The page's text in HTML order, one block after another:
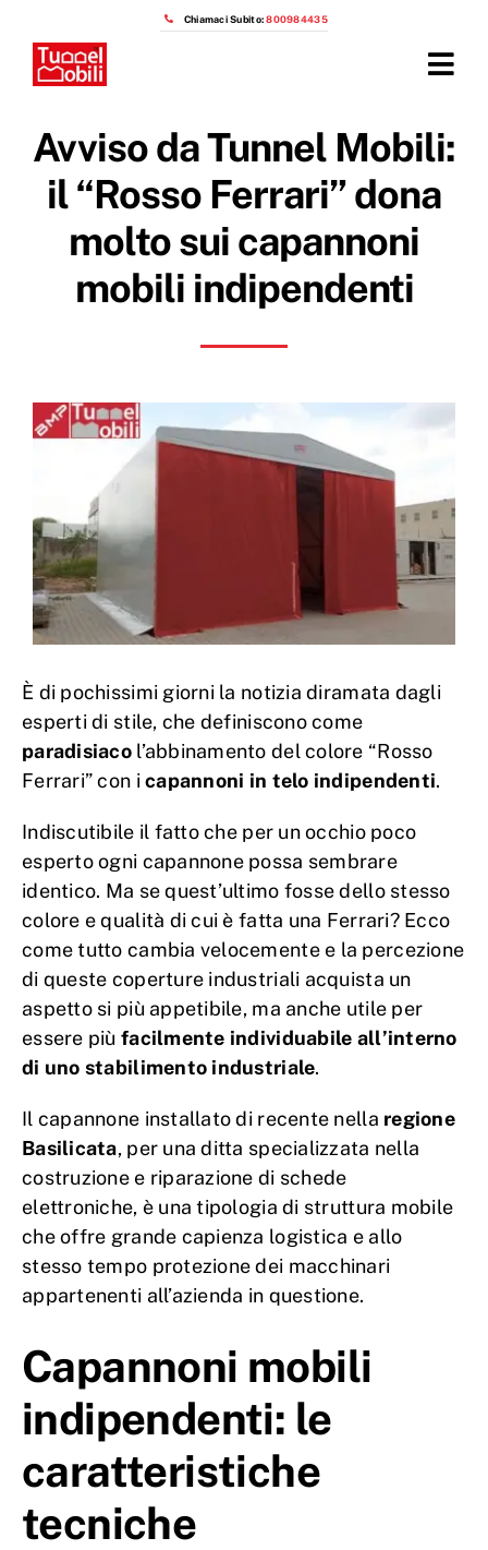
contenuto
Chiamaci Subito:800984435
Prodotti
Azienda
Installazioni
OTTIENI IL PREVENTIVO
Avviso da Tunnel Mobili:
il “Rosso Ferrari” dona
molto sui capannoni
mobili indipendenti
È di pochissimi giorni la notizia diramata dagli
esperti di stile, che definiscono come
paradisiacol’abbinamento del colore “Rosso
Ferrari” con icapannoni in telo indipendenti.
Indiscutibile il fatto che per un occhio poco
esperto ogni capannone possa sembrare
identico. Ma se quest’ultimo fosse dello stesso
colore e qualità di cui è fatta una Ferrari? Ecco
come tutto cambia velocemente e la percezione
di queste coperture industriali acquista un
aspetto si più appetibile, ma anche utile per
essere più facilmente individuabile all’interno
di uno stabilimento industriale.
Il capannone installato di recente nella regione
Basilicata, per una ditta specializzata nella
costruzione e riparazione di schede
elettroniche, è una tipologia di struttura mobile
che offre grande capienza logistica e allo
stesso tempo protezione dei macchinari
appartenenti all’azienda in questione.
Capannoni mobili
indipendenti: le
caratteristiche
tecniche